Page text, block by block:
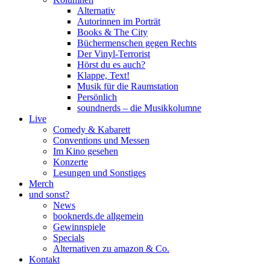
Alternativ
Autorinnen im Porträt
Books & The City
Büchermenschen gegen Rechts
Der Vinyl-Terrorist
Hörst du es auch?
Klappe, Text!
Musik für die Raumstation
Persönlich
soundnerds – die Musikkolumne
Live
Comedy & Kabarett
Conventions und Messen
Im Kino gesehen
Konzerte
Lesungen und Sonstiges
Merch
und sonst?
News
booknerds.de allgemein
Gewinnspiele
Specials
Alternativen zu amazon & Co.
Kontakt